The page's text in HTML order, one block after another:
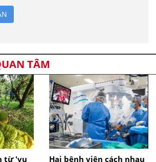
TÂM
từ 'vụ
Hai bệnh viện cách nhau